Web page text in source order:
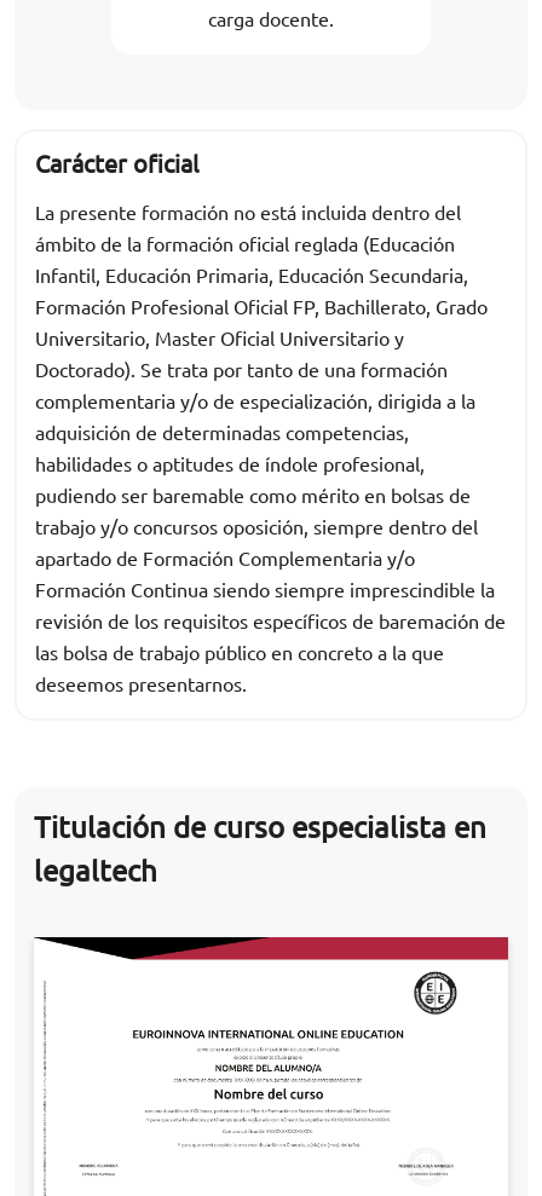
carga docente.
Carácter oficial
La presente formación no está incluida dentro del
ámbito de la formación oficial reglada (Educación
Infantil, Educación Primaria, Educación Secundaria,
Formación Profesional Oficial FP, Bachillerato, Grado
Universitario, Master Oficial Universitario y
Doctorado). Se trata por tanto de una formación
complementaria y/o de especialización, dirigida a la
adquisición de determinadas competencias,
habilidades o aptitudes de índole profesional,
pudiendo ser baremable como mérito en bolsas de
trabajo y/o concursos oposición, siempre dentro del
apartado de Formación Complementaria y/o
Formación Continua siendo siempre imprescindible la
revisión de los requisitos específicos de baremación de
las bolsa de trabajo público en concreto a la que
deseemos presentarnos.
Titulación de curso especialista en
legaltech